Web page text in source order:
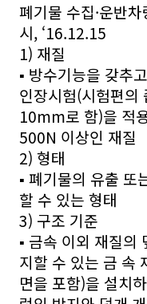
폐기물 수집·운반
시, ‘16.12.15
1) 재질
▪ 방수기능을 갖추
인장시험(시험편의
10mm로 함)을 적
500N 이상인 재질
2) 형태
▪ 폐기물의 유출 또
할 수 있는 형태
3) 구조 기준
▪ 금속 이외 재질의
지할 수 있는 금 속
면을 포함)을 설치